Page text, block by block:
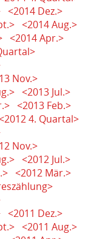
<2014 Dez.>
<2014 Aug.>
<2014 Apr.>
Nov.>
<2013 Jul.>
<2013 Feb.>
4. Quartal>
Nov.>
<2012 Jul.>
<2012 Mär.>
<2011 Dez.>
<2011 Aug.>